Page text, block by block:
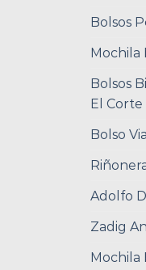
Bolsos
Mochila
Bolsos
El
Bolso
Adolfo
Zadig
Mochila